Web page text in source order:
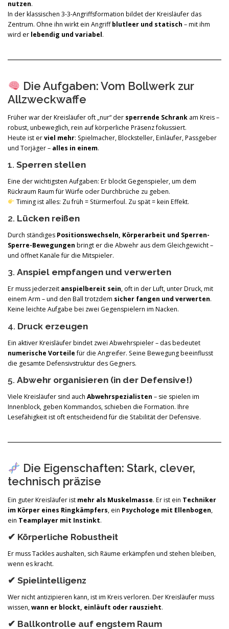
nutzen.
In der klassischen 3-3-Angriffsformation bildet der Kreisläufer das
Zentrum. Ohne ihn wirkt ein Angriffblutleer und statisch – mit ihm
wird er lebendig und variabel.
Die Aufgaben: Vom Bollwerk zur
Allzweckwaffe
Früher war der Kreisläufer oft „nur“ der sperrende Schrank am Kreis –
robust, unbeweglich, rein auf körperliche Präsenz fokussiert.
Heute ist erviel mehr: Spielmacher, Blocksteller, Einläufer, Passgeber
und Torjäger – alles in einem.
1. Sperren stellen
Eine der wichtigsten Aufgaben: Er blockt Gegenspieler, um dem
Rückraum Raum für Würfe oder Durchbrüche zu geben.
Timing ist alles: Zu früh = Stürmerfoul. Zu spät = kein Effekt.
2. Lücken reißen
Durch ständiges Positionswechseln, Körperarbeit und Sperren-
Sperre-Bewegungen bringt er die Abwehr aus dem Gleichgewicht –
und öffnet Kanäle für die Mitspieler.
3. Anspiel empfangen und verwerten
Er muss jederzeit anspielbereit sein, oft in der Luft, unter Druck, mit
einem Arm – und den Ball trotzdem sicher fangen und verwerten.
Keine leichte Aufgabe bei zwei Gegenspielern im Nacken.
4. Druck erzeugen
Ein aktiver Kreisläufer bindet zwei Abwehrspieler – das bedeutet
numerische Vorteilefür die Angreifer. Seine Bewegung beeinflusst
die gesamte Defensivstruktur des Gegners.
5. Abwehr organisieren (in der Defensive!)
Viele Kreisläufer sind auch Abwehrspezialisten – sie spielen im
Innenblock, geben Kommandos, schieben die Formation. Ihre
Lesefähigkeit ist oft entscheidend für die Stabilität der Defensive.
Die Eigenschaften: Stark, clever,
technisch präzise
Ein guter Kreisläufer ist mehr als Muskelmasse. Er ist ein Techniker
im Körper eines Ringkämpfers, ein Psychologe mit Ellenbogen,
ein Teamplayer mit Instinkt.
✔ Körperliche Robustheit
Er muss Tackles aushalten, sich Räume erkämpfen und stehen bleiben,
wenn es kracht.
✔ Spielintelligenz
Wer nicht antizipieren kann, ist im Kreis verloren. Der Kreisläufer muss
wissen,wann er blockt, einläuft oder rauszieht.
✔ Ballkontrolle auf engstem Raum